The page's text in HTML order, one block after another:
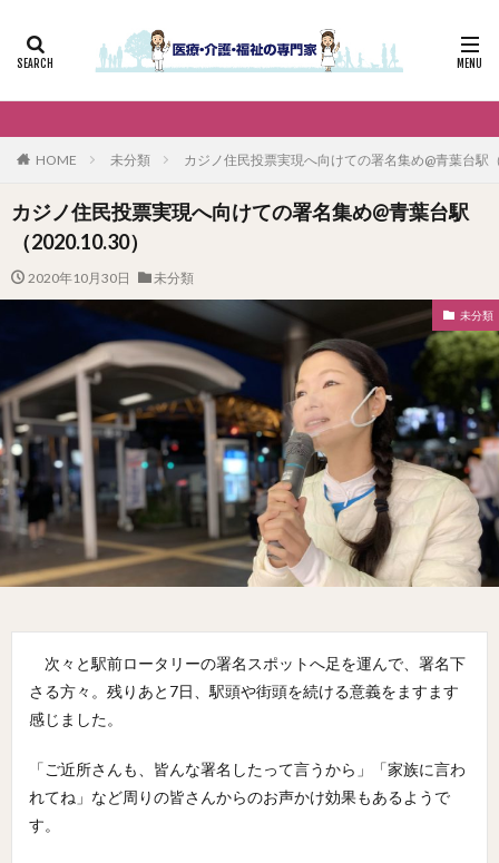
HOME 未分類 カジノ住民投票実現へ向けての署名集め@青葉台駅
カジノ住民投票実現へ向けての署名集め@青葉台駅
（2020.10.30）
2020年10月30日 未分類
未分類
次々と駅前ロータリーの署名スポットへ足を運んで、署名下
さる方々。残りあと7日、駅頭や街頭を続ける意義をますます
感じました。
「ご近所さんも、皆んな署名したって言うから」「家族に言わ
れてね」など周りの皆さんからのお声かけ効果もあるようで
す。